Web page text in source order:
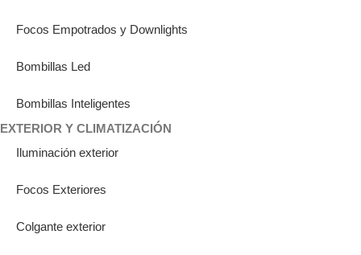
Focos Empotrados y Downlights
Bombillas Led
Bombillas Inteligentes
EXTERIOR Y CLIMATIZACIÓN
Iluminación exterior
Focos Exteriores
Colgante exterior